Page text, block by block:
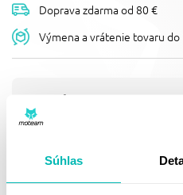
Súhlas
Doprava zdarma od 80 €
Výmena a vrátenie tovaru do
Popis
PLEXI NA
Windshield T.X. UNIVERSAL